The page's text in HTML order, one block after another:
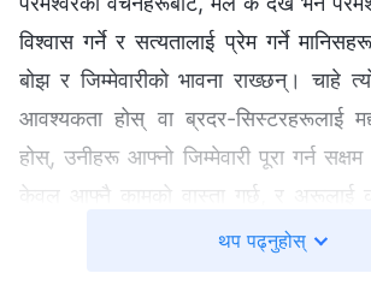
विश्वास गर्ने र सत्यतालाई प्रेम गर्ने
बोझ र जिम्मेवारीको भावना राख्छन्। चाहे
आवश्यकता होस् वा ब्रदर-सिस्टरहरूलाई
होस्, उनीहरू आफ्नो जिम्मेवारी पूरा गर्न
केवल आफ्नै कामको वास्ता गर्छ, र अरूलाई
चाहिँदा, ऊ हात बढाउन इच्छुक हुँदैन भने, तब,
थप पढ्नुहोस्